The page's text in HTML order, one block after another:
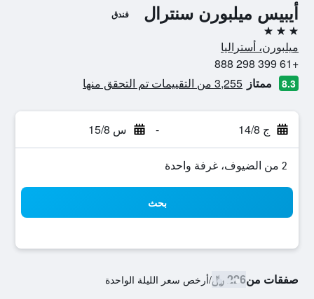
أيبيس ميلبورن سنترال فندق
3 نجوم
ميلبورن، أستراليا
+61 399 298 888
8.3 ممتاز 3,255 من التقييمات تم التحقق منها
ج 14/8 - س 15/8
2 من الضيوف، غرفة واحدة
بحث
صفقات من226 ﷼ /أرخص سعر الليلة الواحدة